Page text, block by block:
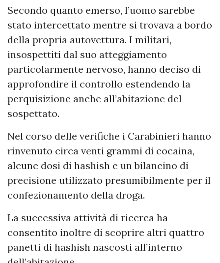
Secondo quanto emerso, l’uomo sarebbe
stato intercettato mentre si trovava a bordo
della propria autovettura. I militari,
insospettiti dal suo atteggiamento
particolarmente nervoso, hanno deciso di
approfondire il controllo estendendo la
perquisizione anche all’abitazione del
sospettato.
Nel corso delle verifiche i Carabinieri hanno
rinvenuto circa venti grammi di cocaina,
alcune dosi di hashish e un bilancino di
precisione utilizzato presumibilmente per il
confezionamento della droga.
La successiva attività di ricerca ha
consentito inoltre di scoprire altri quattro
panetti di hashish nascosti all’interno